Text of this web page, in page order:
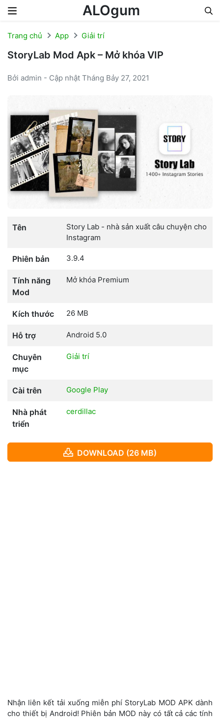
ALOgum
Trang chủ App Giải trí
StoryLab Mod Apk – Mở khóa VIP
Bởi admin - Cập nhật Tháng Bảy 27, 2021
Tên
Story Lab - nhà sản xuất câu chuyện cho
Instagram
Phiên bản 3.9.4
Tính năng
Mod
Mở khóa Premium
Kích thước 26 MB
Hỗ trợ Android 5.0
Chuyên
mục
Giải trí
Cài trên Google Play
Nhà phát
triển
cerdillac
DOWNLOAD (26 MB)
Nhận liên kết tải xuống miễn phí StoryLab MOD APK dành
cho thiết bị Android! Phiên bản MOD này có tất cả các tính